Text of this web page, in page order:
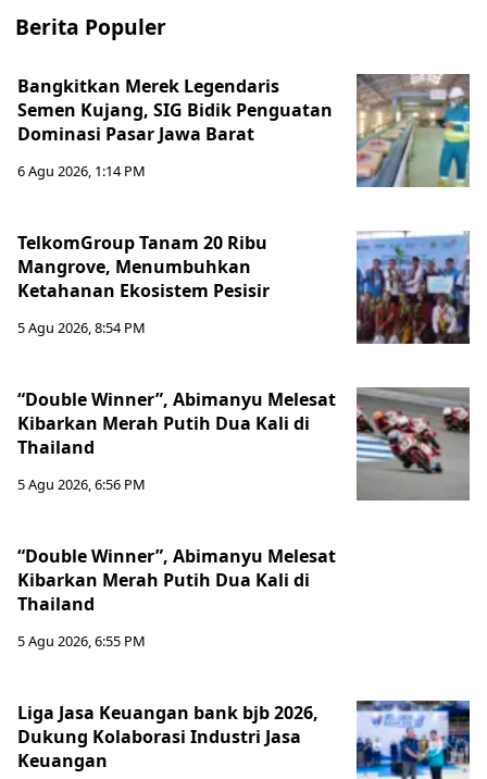
Berita Populer
Bangkitkan Merek Legendaris
Semen Kujang, SIG Bidik Penguatan
Dominasi Pasar Jawa Barat
6 Agu 2026, 1:14 PM
TelkomGroup Tanam 20 Ribu
Mangrove, Menumbuhkan
Ketahanan Ekosistem Pesisir
5 Agu 2026, 8:54 PM
“Double Winner”, Abimanyu Melesat
Kibarkan Merah Putih Dua Kali di
Thailand
5 Agu 2026, 6:56 PM
“Double Winner”, Abimanyu Melesat
Kibarkan Merah Putih Dua Kali di
Thailand
5 Agu 2026, 6:55 PM
Liga Jasa Keuangan bank bjb 2026,
Dukung Kolaborasi Industri Jasa
Keuangan